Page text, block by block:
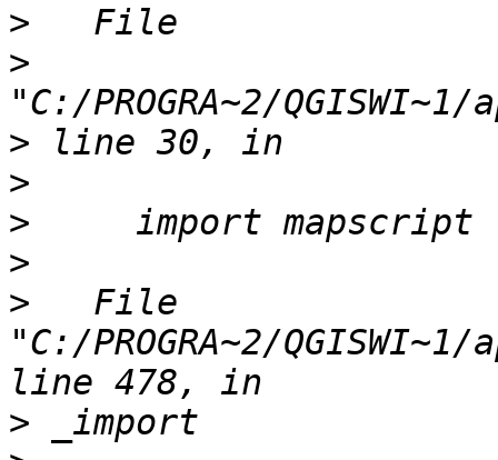
>
>
>
>
>
>
>
   File
"C:/PROGRA~2/
>